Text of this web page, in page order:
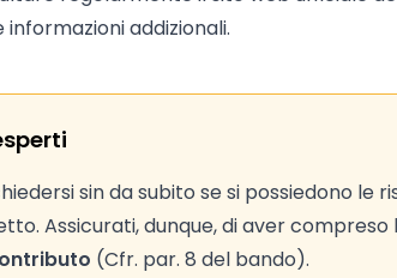
addizionali.
sin da subito se si possiedono le
Assicurati, dunque, di aver compreso
(Cfr. par. 8 del bando).